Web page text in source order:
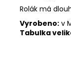
Rolák má
Vyrobeno: v
Tabulka